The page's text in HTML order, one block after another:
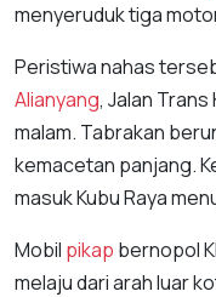
menyeruduk tiga
Peristiwa nahas
Alianyang, Jalan
malam. Tabrakan
kemacetan panjang.
masuk Kubu Raya
Mobil pikap bernopol
melaju dari arah luar